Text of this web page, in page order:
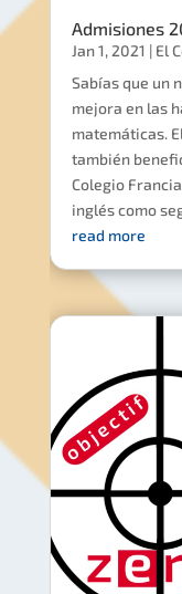
Admisiones
Jan 1, 2021 | El
Sabías que un
mejora en las
matemáticas.
también
Colegio
inglés como
read more